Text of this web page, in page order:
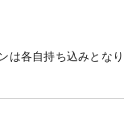
は各自持ち込みとなり